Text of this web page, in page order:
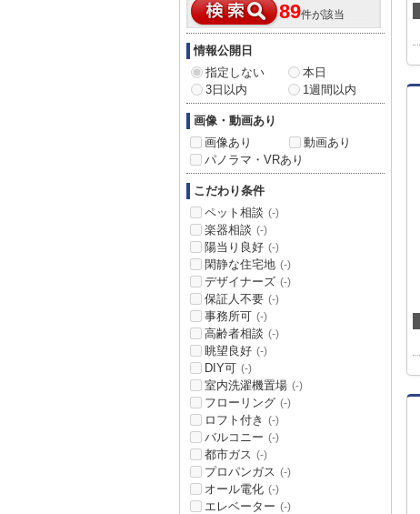
89件が該当
情報公開日
指定しない
本日
3日以内
1週間以内
画像・動画あり
画像あり
動画あり
パノラマ・VRあり
こだわり条件
ペット相談 (-)
楽器相談 (-)
陽当り良好 (-)
閑静な住宅地 (-)
デザイナーズ (-)
保証人不要 (-)
事務所可 (-)
高齢者相談 (-)
眺望良好 (-)
DIY可 (-)
室内洗濯機置場 (-)
フローリング (-)
ロフト付き (-)
バルコニー (-)
都市ガス (-)
プロパンガス (-)
オール電化 (-)
エレベーター (-)